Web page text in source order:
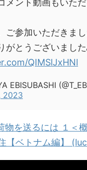
メント動画もいた
ご参加いただきま
がとうございまし
QIMSlJxHNl
EBISUBASHI
2023
物を送るには １＜
【ベトナム編】